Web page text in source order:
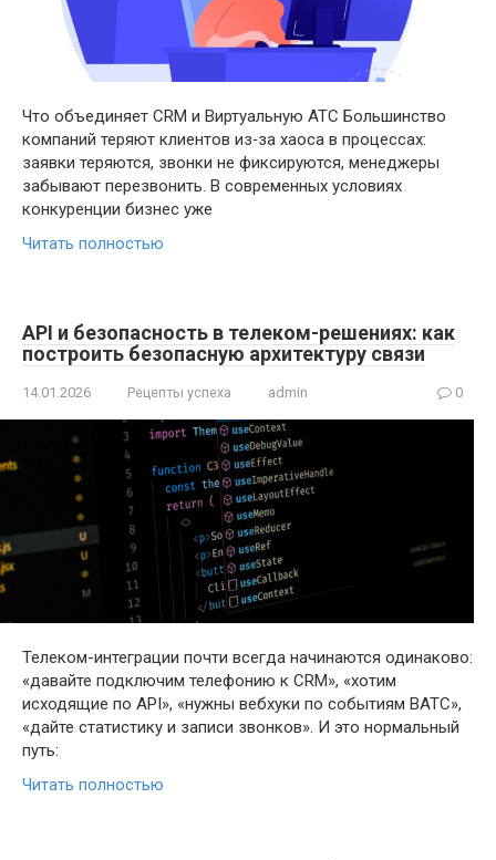
Что объединяет CRM и Виртуальную АТС Большинство
компаний теряют клиентов из‑за хаоса в процессах:
заявки теряются, звонки не фиксируются, менеджеры
забывают перезвонить. В современных условиях
конкуренции бизнес уже
Читать полностью
API и безопасность в телеком-решениях: как
построить безопасную архитектуру связи
14.01.2026 Рецепты успеха admin 0
Телеком-интеграции почти всегда начинаются одинаково:
«давайте подключим телефонию к CRM», «хотим
исходящие по API», «нужны вебхуки по событиям ВАТС»,
«дайте статистику и записи звонков». И это нормальный
путь:
Читать полностью